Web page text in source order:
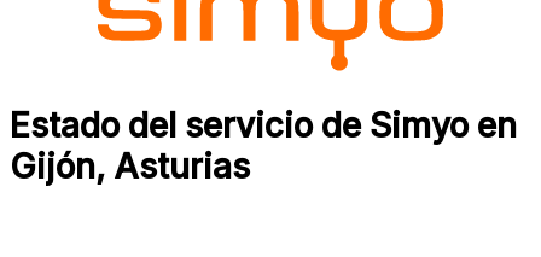
Estado del servicio de Simyo en
Gijón, Asturias